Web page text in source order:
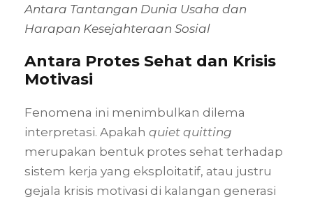
Antara Tantangan Dunia Usaha dan
Harapan Kesejahteraan Sosial
Antara Protes Sehat dan Krisis
Motivasi
Fenomena ini menimbulkan dilema
interpretasi. Apakah quiet quitting
merupakan bentuk protes sehat terhadap
sistem kerja yang eksploitatif, atau justru
gejala krisis motivasi di kalangan generasi